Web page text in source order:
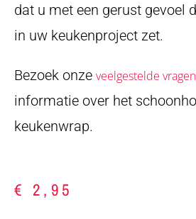
dat u met een gerust gevoel
in uw keukenproject zet.
Bezoek onze veelgestelde
informatie over het
keukenwrap.
€ 2,95